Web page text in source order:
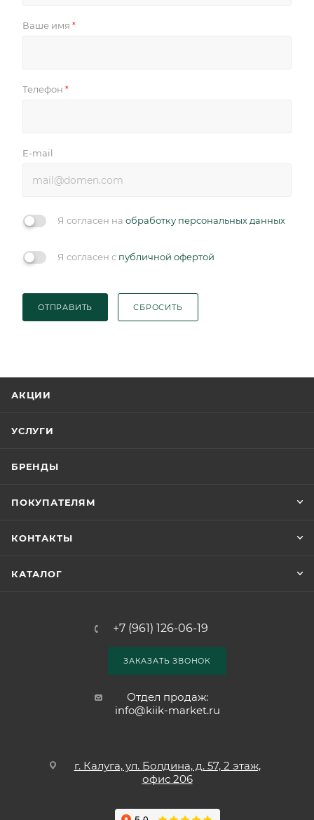
Ваше имя *
Телефон *
E-mail
Я согласен на обработку персональных данных
Я согласен с публичной офертой
ОТПРАВИТЬ СБРОСИТЬ
АКЦИИ
УСЛУГИ
БРЕНДЫ
ПОКУПАТЕЛЯМ
КОНТАКТЫ
КАТАЛОГ
+7 (961) 126-06-19
ЗАКАЗАТЬ ЗВОНОК
Отдел продаж:
info@kiik-market.ru
г. Калуга, ул. Болдина, д. 57, 2 этаж,
офис 206